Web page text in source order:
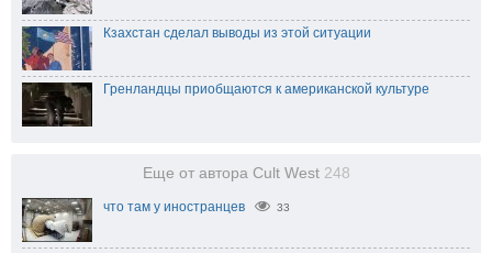
Кзахстан сделал выводы из этой ситуации
Гренландцы приобщаются к американской культуре
Еще от автора Cult West 248
что там у иностранцев 33